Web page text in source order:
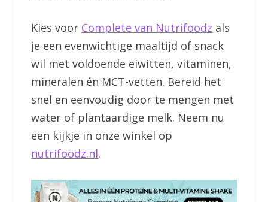
Kies voor Complete van Nutrifoodz als
je een evenwichtige maaltijd of snack
wil met voldoende eiwitten, vitaminen,
mineralen én MCT-vetten. Bereid het
snel en eenvoudig door te mengen met
water of plantaardige melk. Neem nu
een kijkje in onze winkel op
nutrifoodz.nl.